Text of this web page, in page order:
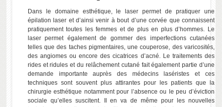
Dans le domaine esthétique, le laser permet de pratiquer une
épilation laser et d’ainsi venir à bout d’une corvée que connaissent
pratiquement toutes les femmes et de plus en plus d’hommes. Le
laser permet également de gommer des imperfections cutanées
telles que des taches pigmentaires, unecouperose , desvaricosités
des angiomesou encore descicatrices d’acné . Le traitements des
rides et ridules et du relâchement cutané fait également partie d’une
demande importante auprès des médecins laséristes et ces
techniques sont souvent plus attirantes pour les patients que la
chirurgie esthétique notamment pour l’absence ou le peu d’éviction
sociale qu’elles suscitent. Il en va de même pour les nouvelles